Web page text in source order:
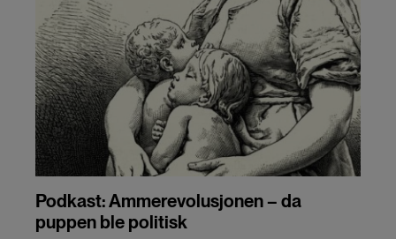
Podkast: Ammerevolusjonen – da
puppen ble politisk